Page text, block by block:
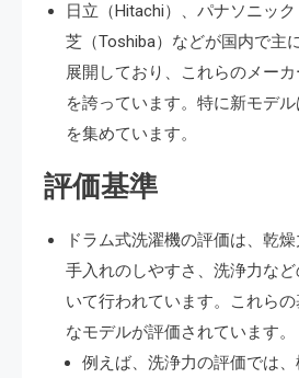
日立（Hitachi）、パナソニッ
芝（Toshiba）などが国内で主
展開しており、これらのメー
を誇っています。特に新モデ
を集めています​​。
評価基準
ドラム式洗濯機の評価は、乾
手入れのしやすさ、洗浄力な
いて行われています。これら
なモデルが評価されています​​。
例えば、洗浄力の評価では